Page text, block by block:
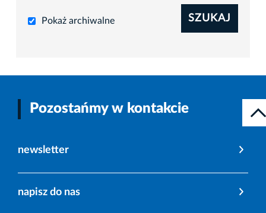
Pokaż archiwalne SZUKAJ
Pozostańmy w kontakcie
newsletter
napisz do nas